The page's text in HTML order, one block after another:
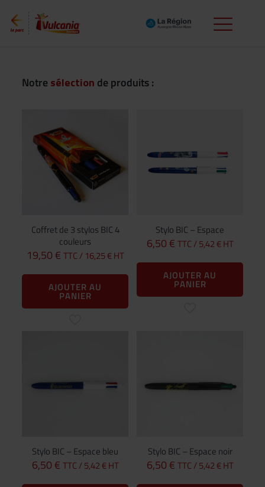
Notre sélection de produits :
Coffret de 3 stylos BIC 4
couleurs
19,50€ TTC / 16,25€HT
AJOUTER AU
PANIER
Stylo BIC – Espace
6,50€ TTC /5,42 €HT
AJOUTER AU
PANIER
Stylo BIC – Espace bleu
6,50€ TTC /5,42 €HT
Stylo BIC – Espace noir
6,50€ TTC /5,42 €HT